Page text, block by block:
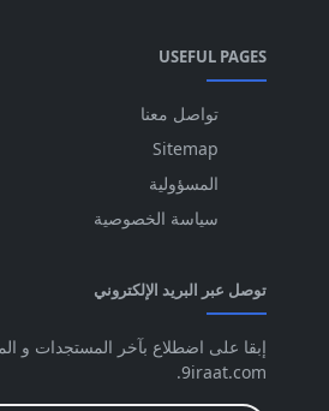
USEFUL PAGES
تواصل معنا
Sitemap
المسؤولية
سياسة الخصوصية
توصل عبر البريد الإلكتروني
إبقا على اضطلاع بآخر المستجدات و
9iraat.com.